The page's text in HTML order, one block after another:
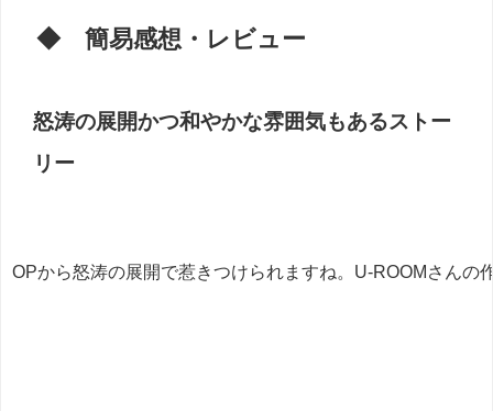
◆ 簡易感想・レビュー
怒涛の展開かつ和やかな雰囲気もあるストー
リー
OPから怒涛の展開で惹きつけられますね。U-ROOMさん